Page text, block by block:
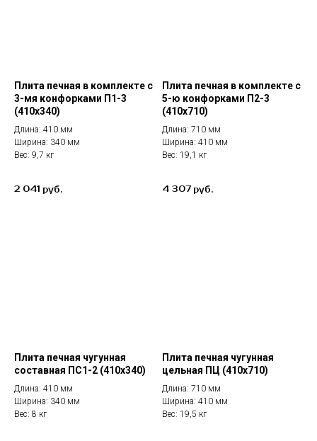
Плита печная в комплекте с
3-мя конфорками П1-3
(410х340)
Длина: 410 мм
Ширина: 340 мм
Вес: 9,7 кг
2 041 руб.
Плита печная в комплекте с
5-ю конфорками П2-3
(410х710)
Длина: 710 мм
Ширина: 410 мм
Вес: 19,1 кг
4 307 руб.
Плита печная чугунная
составная ПС1-2 (410х340)
Длина: 410 мм
Ширина: 340 мм
Вес: 8 кг
Плита печная чугунная
цельная ПЦ (410х710)
Длина: 710 мм
Ширина: 410 мм
Вес: 19,5 кг